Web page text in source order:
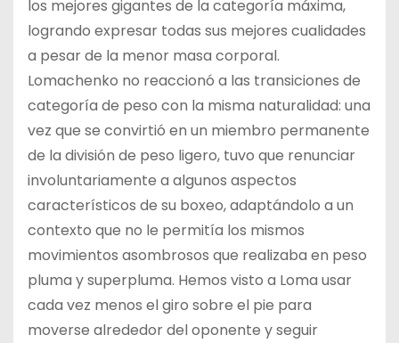
los mejores gigantes de la categoría máxima,
logrando expresar todas sus mejores cualidades
a pesar de la menor masa corporal.
Lomachenko no reaccionó a las transiciones de
categoría de peso con la misma naturalidad: una
vez que se convirtió en un miembro permanente
de la división de peso ligero, tuvo que renunciar
involuntariamente a algunos aspectos
característicos de su boxeo, adaptándolo a un
contexto que no le permitía los mismos
movimientos asombrosos que realizaba en peso
pluma y superpluma. Hemos visto a Loma usar
cada vez menos el giro sobre el pie para
moverse alrededor del oponente y seguir